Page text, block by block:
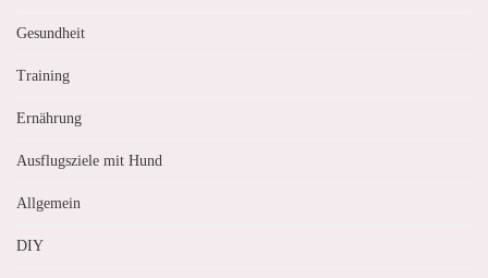
Gesundheit
Training
Ernährung
Ausflugsziele mit Hund
Allgemein
DIY